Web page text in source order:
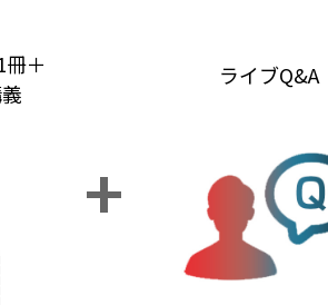
冊＋
ライブQ&A